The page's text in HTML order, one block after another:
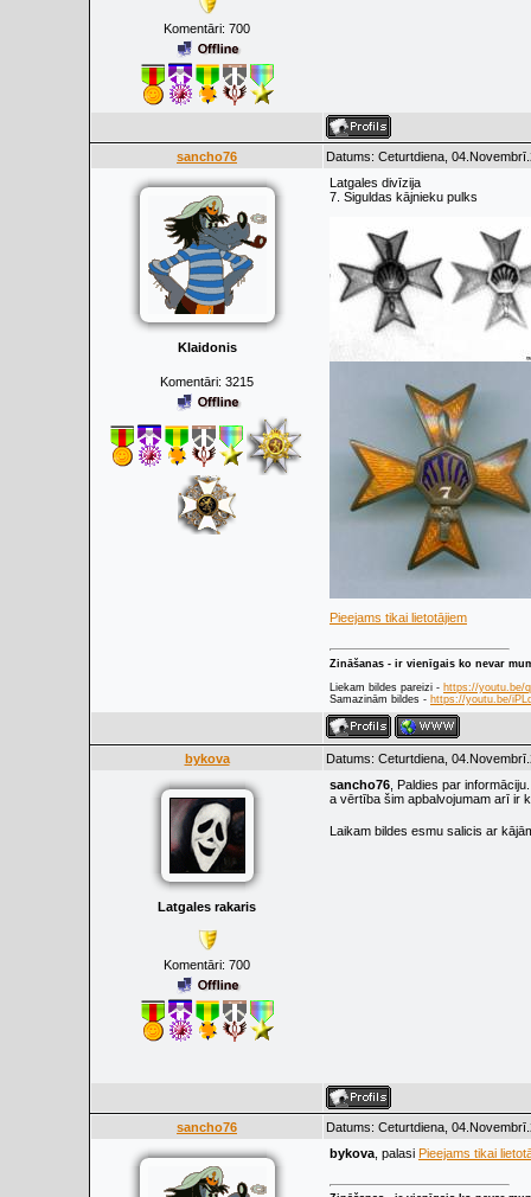
Komentāri: 700
sancho76 Datums: Ceturtdiena,
Klaidonis
Komentāri: 3215
Latgales divīzija
7. Siguldas kājnieku pulks
Pieejams tikai lietotājiem
Zināšanas - ir vienīgais ko nevar
Liekam bildes pareizi - https://youtu.be/
Samazinām bildes - https://youtu.be/
bykova Datums: Ceturtdiena,
Latgales rakaris
Komentāri: 700
sancho76 , Paldies par informāciju.
a vērtība šim apbalvojumam arī ir
Laikam bildes esmu salicis ar
sancho76
Datums: Ceturtdiena,
bykova , palasi Pieejams tikai